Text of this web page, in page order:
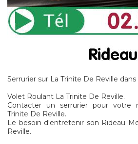
Serrurier sur La Trinite De Reville dans
Volet Roulant La Trinite De Reville.
Contacter un serrurier pour votre
Trinite De Reville.
Le besoin d'entretenir son Rideau
Reville.